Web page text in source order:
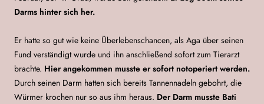
Darms hinter sich her.
Er hatte so gut wie keine Überlebenschancen, als Aga über seinen
Fund verständigt wurde und ihn anschließend sofort zum Tierarzt
brachte. Hier angekommen musste er sofort notoperiert werden.
Durch seinen Darm hatten sich bereits Tannennadeln gebohrt, die
Würmer krochen nur so aus ihm heraus. Der Darm musste Bati